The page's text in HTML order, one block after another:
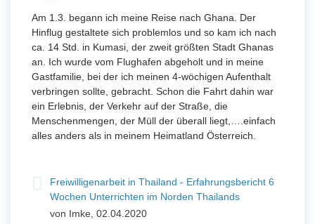
Am 1.3. begann ich meine Reise nach Ghana. Der
Hinflug gestaltete sich problemlos und so kam ich nach
ca. 14 Std. in Kumasi, der zweit größten Stadt Ghanas
an. Ich wurde vom Flughafen abgeholt und in meine
Gastfamilie, bei der ich meinen 4-wöchigen Aufenthalt
verbringen sollte, gebracht. Schon die Fahrt dahin war
ein Erlebnis, der Verkehr auf der Straße, die
Menschenmengen, der Müll der überall liegt,….einfach
alles anders als in meinem Heimatland Österreich.
Freiwilligenarbeit in Thailand - Erfahrungsbericht 6
Wochen Unterrichten im Norden Thailands
von Imke, 02.04.2020